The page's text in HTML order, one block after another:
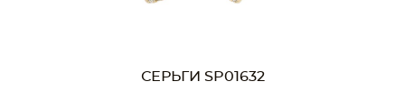
СЕРЬГИ SP01632